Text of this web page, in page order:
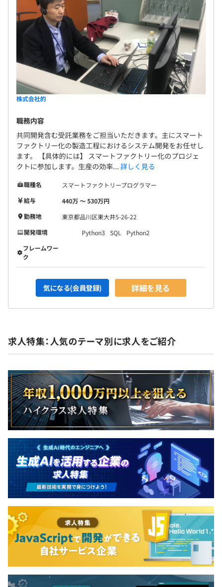
株式会社的
職務内容
共同開発含む受託業務をご担当いただきます。主にスマート
ファクトリー化の製造工程におけるシステム開発をお任せし
ます。 【具体的には】 スマートファクトリー化のプロジェ
クトに参加します。生産の効率... 詳しく見る
職種名
スマートファクトリープログラマー
給与
440万 〜 530万円
勤務地
東京都品川区東大井5-26-22
開発環境
Python3 SQL
Python2
フレームワー
ク
気になる(会員登録) 詳細を見る
求人特集：人気のテーマ別に求人をご紹介